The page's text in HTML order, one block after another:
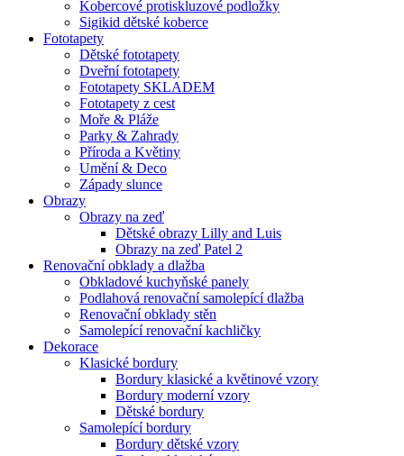
Kobercové protiskluzové podložky
Sigikid dětské koberce
Fototapety
Dětské fototapety
Dveřní fototapety
Fototapety SKLADEM
Fototapety z cest
Moře & Pláže
Parky & Zahrady
Příroda a Květiny
Umění & Deco
Západy slunce
Obrazy
Obrazy na zeď
Dětské obrazy Lilly and Luis
Obrazy na zeď Patel 2
Renovační obklady a dlažba
Obkladové kuchyňské panely
Podlahová renovační samolepící dlažba
Renovační obklady stěn
Samolepící renovační kachličky
Dekorace
Klasické bordury
Bordury klasické a květinové vzory
Bordury moderní vzory
Dětské bordury
Samolepící bordury
Bordury dětské vzory